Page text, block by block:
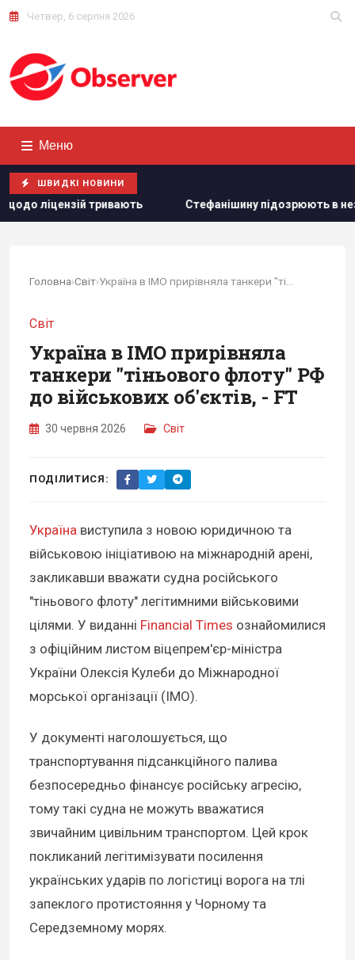
Четвер, 6 серпня 2026
Меню
ШВИДКІ НОВИНИ
Стефанішину підозрюють в незаконному збагаченні
Головна›Світ›
Світ
Україна в IMO прирівняла
танкери "тіньового флоту" РФ
до військових об'єктів, - FT
30 червня 2026 Світ
ПОДІЛИТИСЯ:
Україна виступила з новою юридичною та
військовою ініціативою на міжнародній арені,
закликавши вважати судна російського
"тіньового флоту" легітимними військовими
цілями. У виданні Financial Times ознайомилися
з офіційним листом віцепрем'єр-міністра
України Олексія Кулеби до Міжнародної
морської організації (IMO).
У документі наголошується, що
транспортування підсанкційного палива
безпосередньо фінансує російську агресію,
тому такі судна не можуть вважатися
звичайним цивільним транспортом. Цей крок
покликаний легітимізувати посилення
українських ударів по логістиці ворога на тлі
запеклого протистояння у Чорному та
Середземному морях.